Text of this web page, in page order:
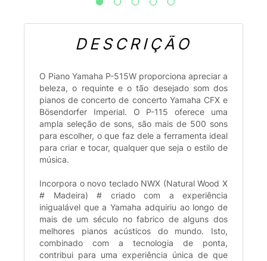
DESCRIÇÃO
O Piano Yamaha P-515W proporciona apreciar a
beleza, o requinte e o tão desejado som dos
pianos de concerto de concerto Yamaha CFX e
Bösendorfer Imperial. O P-115 oferece uma
ampla seleção de sons, são mais de 500 sons
para escolher, o que faz dele a ferramenta ideal
para criar e tocar, qualquer que seja o estilo de
música.
Incorpora o novo teclado NWX (Natural Wood X
# Madeira) # criado com a experiência
inigualável que a Yamaha adquiriu ao longo de
mais de um século no fabrico de alguns dos
melhores pianos acústicos do mundo. Isto,
combinado com a tecnologia de ponta,
contribui para uma experiência única de que